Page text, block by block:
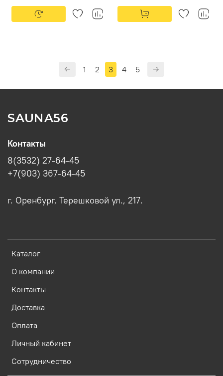
1 2 3 4 5
SAUNA56
Каталог
О компании
Контакты
Доставка
Оплата
Личный кабинет
Сотрудничество
Контакты
8(3532) 27-64-45
+7(903) 367-64-45
г. Оренбург, Терешковой ул., 217.